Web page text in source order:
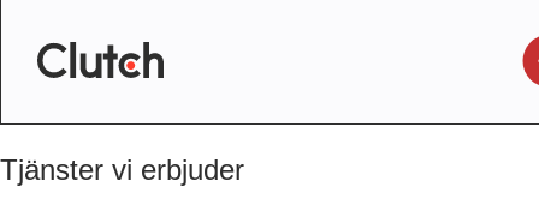
Tjänster vi erbjuder